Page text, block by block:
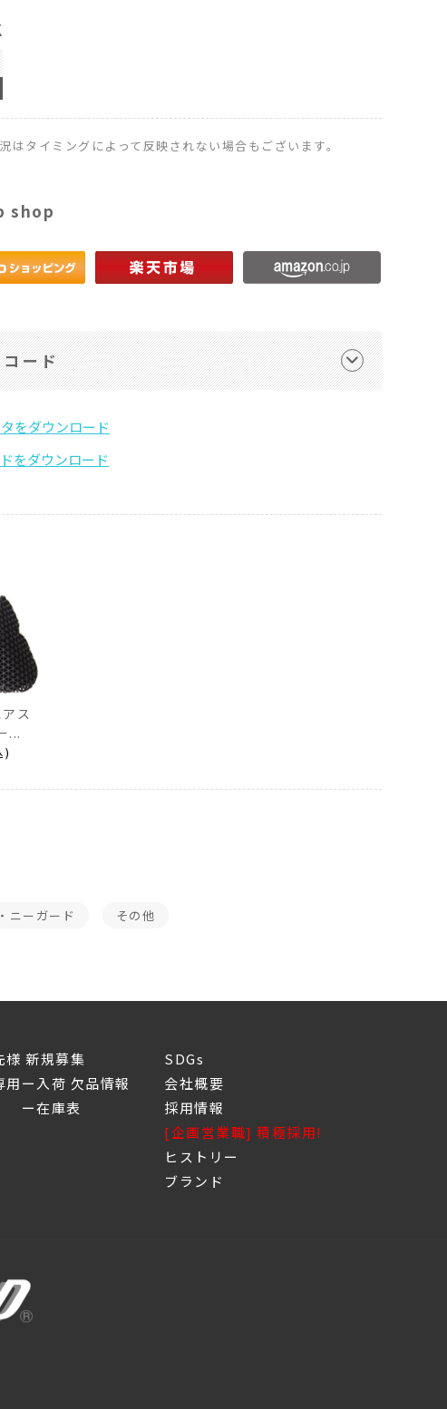
はタイミングによって反映されない場合もございます。
shop
ード
ス
...
)
ニーガード その他
様 新規募集
用ー入荷 欠品情報
庫表
SDGs
会社概要
採用情報
[企画営業職] 積極採用!
ヒストリー
ブランド